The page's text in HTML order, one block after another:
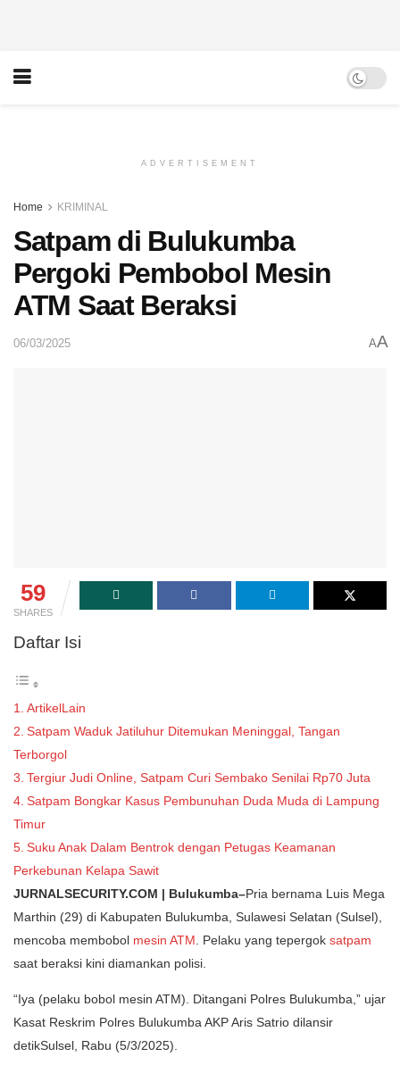
ADVERTISEMENT
Home KRIMINAL
Satpam di Bulukumba
Pergoki Pembobol Mesin
ATM Saat Beraksi
06/03/2025 AA
59
SHARES
Daftar Isi
ArtikelLain
Satpam Waduk Jatiluhur Ditemukan Meninggal, Tangan
Terborgol
Tergiur Judi Online, Satpam Curi Sembako Senilai Rp70 Juta
Satpam Bongkar Kasus Pembunuhan Duda Muda di Lampung
Timur
Suku Anak Dalam Bentrok dengan Petugas Keamanan
Perkebunan Kelapa Sawit
JURNALSECURITY.COM | Bulukumba–Pria bernama Luis Mega
Marthin (29) di Kabupaten Bulukumba, Sulawesi Selatan (Sulsel),
mencoba membobol mesin ATM. Pelaku yang tepergok satpam
saat beraksi kini diamankan polisi.
“Iya (pelaku bobol mesin ATM). Ditangani Polres Bulukumba,” ujar
Kasat Reskrim Polres Bulukumba AKP Aris Satrio dilansir
detikSulsel, Rabu (5/3/2025).